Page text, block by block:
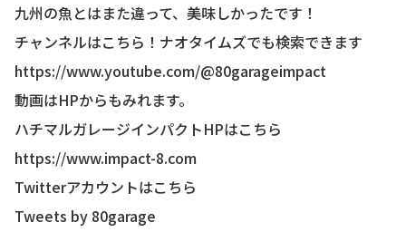
九州の魚とはまた違って、美味しかったです！
チャンネルはこちら！ナオタイムズでも検索できます
https://www.youtube.com/@80garageimpact
動画はHPからもみれます。
ハチマルガレージインパクトHPはこちら
https://www.impact-8.com
Twitterアカウントはこちら
Tweets by 80garage